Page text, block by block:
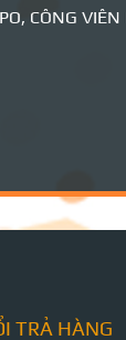
CÔNG
TRẢ HÀNG